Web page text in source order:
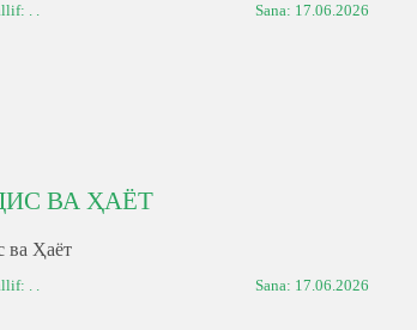
. . Sana: 17.06.2026
ВА ҲАЁТ
ва Ҳаёт
. . Sana: 17.06.2026